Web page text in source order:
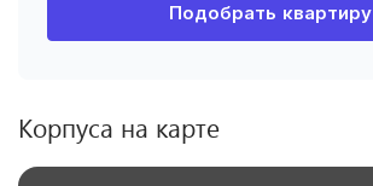
Подобрать квартиру
Корпуса на карте